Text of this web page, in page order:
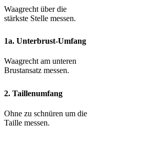
Waagrecht über die
stärkste Stelle messen.
1a. Unterbrust-Umfang
Waagrecht am unteren
Brustansatz messen.
2. Taillenumfang
Ohne zu schnüren um die
Taille messen.